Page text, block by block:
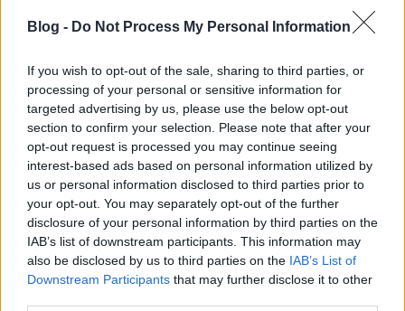
Blog - Do Not Process My Personal Information
If you wish to opt-out of the sale, sharing to third parties, or
processing of your personal or sensitive information for
targeted advertising by us, please use the below opt-out
section to confirm your selection. Please note that after your
opt-out request is processed you may continue seeing
interest-based ads based on personal information utilized by
us or personal information disclosed to third parties prior to
your opt-out. You may separately opt-out of the further
disclosure of your personal information by third parties on the
IAB’s list of downstream participants. This information may
also be disclosed by us to third parties on the IAB’s List of
Downstream Participants that may further disclose it to other
Valami mindig véget ér
Határátkelő•2015. július 12.